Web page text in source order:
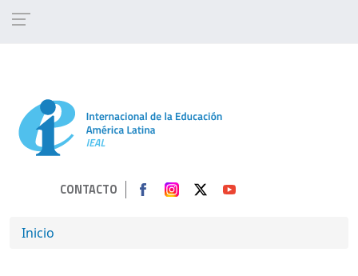
CONTACTO
SOBRESCRIBIR ENLACES DE AYUDA A
Inicio